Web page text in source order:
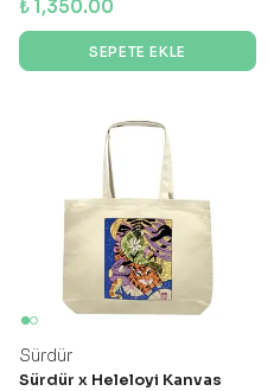
₺ 1,350.00
SEPETE EKLE
Sürdür
Sürdür x Heleloyi Kanvas